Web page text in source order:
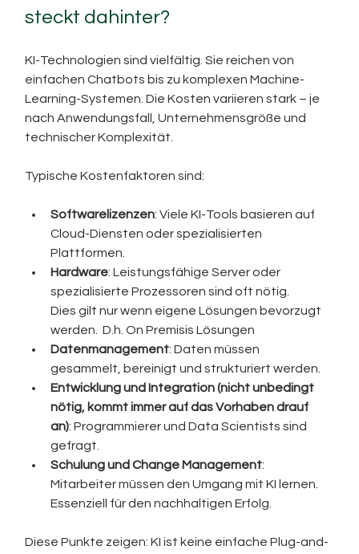
steckt dahinter?
KI-Technologien sind vielfältig. Sie reichen von
einfachen Chatbots bis zu komplexen Machine-
Learning-Systemen. Die Kosten variieren stark – je
nach Anwendungsfall, Unternehmensgröße und
technischer Komplexität.
Typische Kostenfaktoren sind:
Softwarelizenzen: Viele KI-Tools basieren auf
Cloud-Diensten oder spezialisierten
Plattformen.
Hardware: Leistungsfähige Server oder
spezialisierte Prozessoren sind oft nötig.
Dies gilt nur wenn eigene Lösungen bevorzugt
werden.  D.h. On Premisis Lösungen
Datenmanagement: Daten müssen
gesammelt, bereinigt und strukturiert werden.
Entwicklung und Integration (nicht unbedingt
nötig, kommt immer auf das Vorhaben drauf
an): Programmierer und Data Scientists sind
gefragt.
Schulung und Change Management:
Mitarbeiter müssen den Umgang mit KI lernen.
Essenziell für den nachhaltigen Erfolg.
Diese Punkte zeigen: KI ist keine einfache Plug-and-